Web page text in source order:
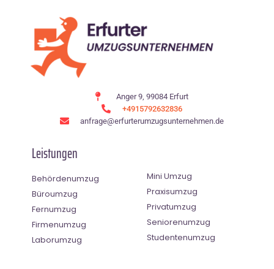
Anger 9, 99084 Erfurt
+4915792632836
anfrage@erfurterumzugsunternehmen.de
Leistungen
Behördenumzug
Büroumzug
Fernumzug
Firmenumzug
Laborumzug
Mini Umzug
Praxisumzug
Privatumzug
Seniorenumzug
Studentenumzug